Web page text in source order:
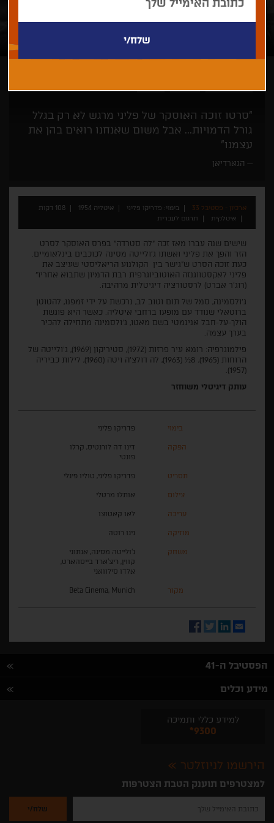
"סרטו זוכה האוסקר של פליני מרגש לא רק בגלל
גורל הדמויות... אבל משום שאנחנו רואים בהן את
עצמנו"
הגארדיאן
ארכיון - פסטיבל 33 בימוי: פדריקו פליני איטליה 1954
108 דקות
איטלקית
תרגום לעברית
שישים שנה עברו מאז זכה "לה סטרדה" בפרס האוסקר לסרט
הזר והפך את פליני ואשתו ג'ולייטה מסינה לכוכבים בינלאומיים.
כעת זוכה הסרט ש"גישר בין הקולנוע הריאליסטי שעיצב את
פליני לאקסטווגנזה האוטוביוגרפית רבת הדמיון שתבוא אחריו"
(רוג'ר אברט) לרסטורציה דיגיטלית מרהיבה.
ג'ולסמינה, סמל של תום וטוב לב, נרכשת על ידי זמפנו, להטוטן
ברוטאלי שנודד עם מופעו ברחבי איטליה. כאשר היא פוגשת
הולך-על-חבל אניגמטי בשם מאטו, ג'ולסמינה מתחילה להכיר
בערך עצמה.
פילמוגרפיה: רומא עיר פרזות (1972), סטיריקון (1969), ג'ולייטה של
הרוחות (1965), 8½ (1963), לה דולצ'ה ויטה (1960), לילות כביריה
(1957).
עותק דיגיטלי משוחזר
בימוי פדריקו פליני
הפקה
דינו דה לורנטיס, קרלו
פונטי
תסריט פדריקו פליני, טוליו פינלי
צילום אותלו מרטלי
עריכה לאו קאטוצו
מוזיקה נינו רוטה
משחק
ג'ולייטה מסינה, אנתוני
קווין, ריצ'ארד בייסהארט,
אלדו סילוואני
מקור Beta Cinema, Munich
Email
LinkedIn
Twitter
Facebook
הפסטיבל ה-41
מידע וכלים
למידע כללי ותמיכה
*9300
הירשמו לניוזלטר
למצטרפים תוענק הטבת הצטרפות
להזין